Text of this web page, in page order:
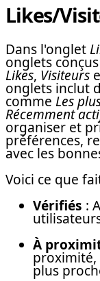
Likes/
Dans l'onglet
onglets
Likes, Visiteurs
onglets inclut
comme Les
Récemment
organiser et
préférences,
avec les
Voici ce que
Vérifiés :
À
proximité,
plus